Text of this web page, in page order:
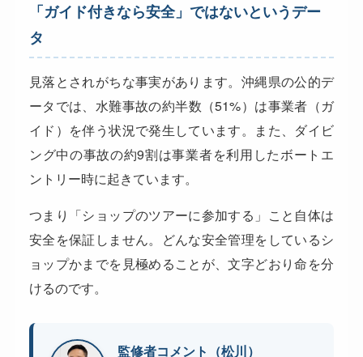
「ガイド付きなら安全」ではないというデー
タ
見落とされがちな事実があります。沖縄県の公的デ
ータでは、水難事故の約半数（51%）は事業者（ガ
イド）を伴う状況で発生しています。また、ダイビ
ング中の事故の約9割は事業者を利用したボートエ
ントリー時に起きています。
つまり「ショップのツアーに参加する」こと自体は
安全を保証しません。どんな安全管理をしているシ
ョップかまでを見極めることが、文字どおり命を分
けるのです。
監修者コメント（松川）